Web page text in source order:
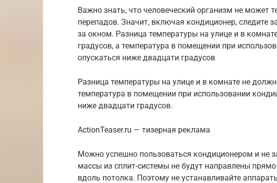
Важно знать, что человеческий организм не может
перепадов. Значит, включая кондиционер, следите
за окном. Разница температуры на улице и в
градусов, а температура в помещении при
опускаться ниже двадцати градусов
Разница температуры на улице и в комнате не
температура в помещении при использовании
ниже двадцати градусов.
ActionTeaser.ru — тизерная реклама
Можно успешно пользоваться кондиционером и не
массы из сплит-системы не будут направлены
вдоль потолка. Поэтому не устанавливайте